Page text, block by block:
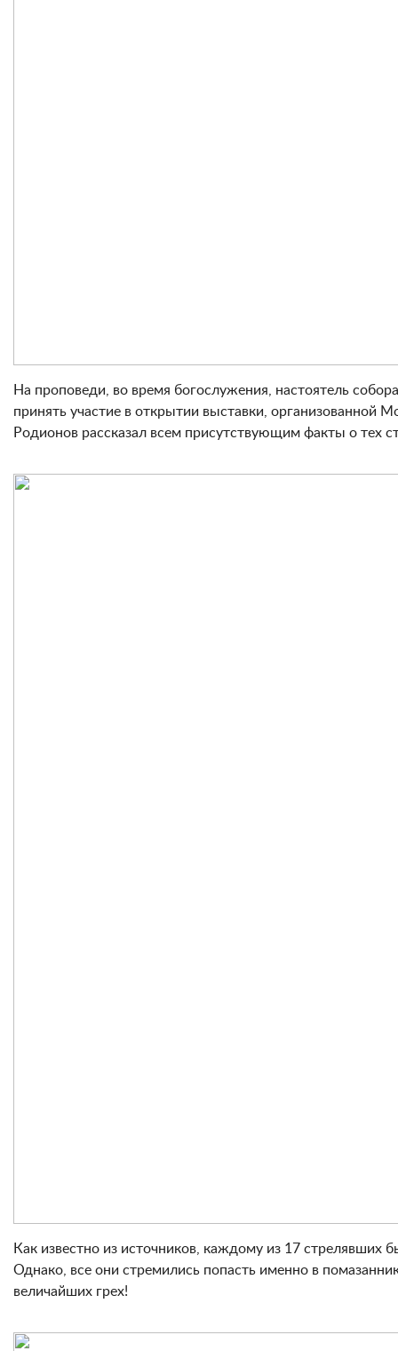
На проповеди, во время богослужения, настоятель
принять участие в открытии выставки,
Родионов рассказал всем присутствующим факты о тех
Как известно из источников, каждому из 17 стрелявших
Однако, все они стремились попасть именно в
величайших грех!